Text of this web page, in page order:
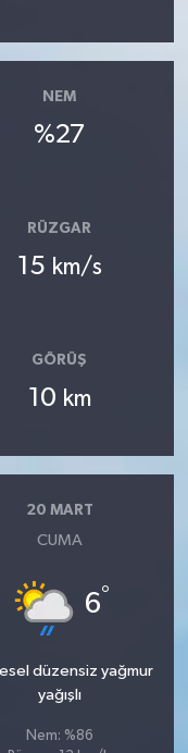
NEM
%27
RÜZGAR
15 km/s
GÖRÜŞ
10 km
20 MART
CUMA
6°
düzensiz yağmur
yağışlı
Nem: %86